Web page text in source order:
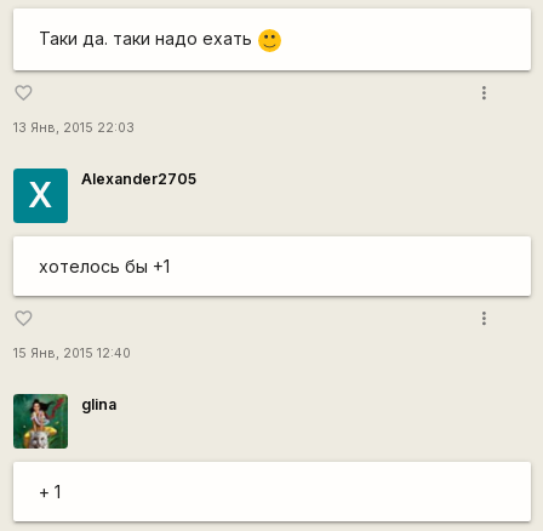
Таки да. таки надо ехать :)
favorite_border
13 Янв, 2015 22:03
more_vert
X Alexander2705
хотелось бы +1
favorite_border
15 Янв, 2015 12:40
more_vert
glina
+ 1